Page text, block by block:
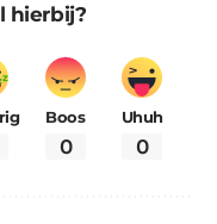
hierbij?
Boos
0
Uhuh
0